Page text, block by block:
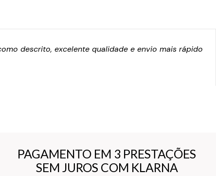
descrito, excelente qualidade e envio mais rápido
PAGAMENTO EM 3 PRESTAÇÕES
SEM JUROS COM KLARNA
PAGAMENTO EM 3 PRESTAÇÕES
SEM JUROS COM KLARNA